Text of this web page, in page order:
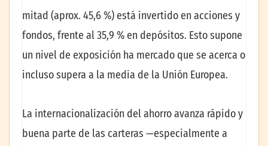
mitad (aprox. 45,6 %) está invertido en acciones y
fondos, frente al 35,9 % en depósitos. Esto supone
un nivel de exposición ha mercado que se acerca o
incluso supera a la media de la Unión Europea.
La internacionalización del ahorro avanza rápido y
buena parte de las carteras —especialmente a